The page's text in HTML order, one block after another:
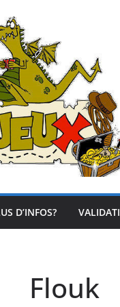
D’INFOS?
Flouk